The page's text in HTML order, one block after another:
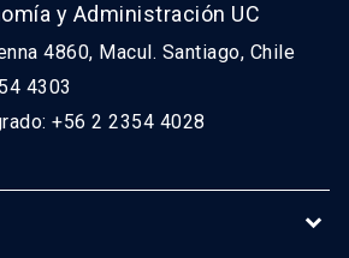
y Administración UC
4860, Macul. Santiago, Chile
4303
+56 2 2354 4028